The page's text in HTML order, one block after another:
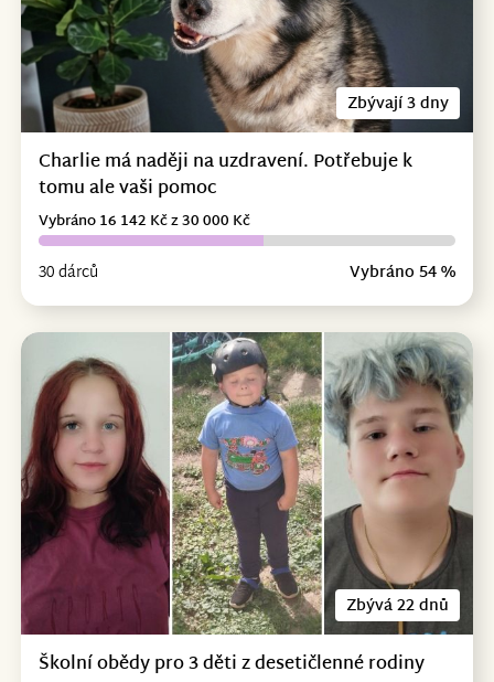
Zbývají 3 dny
Charlie má naději na uzdravení. Potřebuje k
tomu ale vaši pomoc
30 dárců Vybráno 54 %
Vybráno 16 142 Kč z 30 000 Kč
Zbývá 22 dnů
Školní obědy pro 3 děti z desetičlenné rodiny